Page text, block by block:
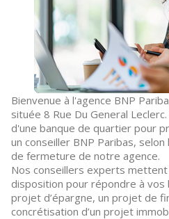
Bienvenue à l'agence BNP
située 8 Rue Du General
d'une banque de quartier pour
un conseiller BNP Paribas,
de fermeture de notre agence.
Nos conseillers experts
disposition pour répondre à vos
projet d’épargne, un projet de
concrétisation d’un projet